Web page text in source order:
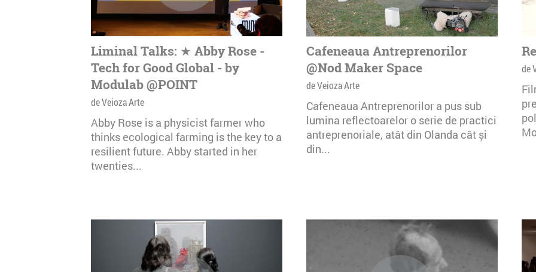
Liminal Talks: ★ Abby Rose -
Tech for Good Global - by
Modulab @POINT
de Veioza Arte
Abby Rose is a physicist farmer who
thinks ecological farming is the key to a
resilient future. Abby started in her
twenties...
Cafeneaua Antreprenorilor
@Nod Maker Space
de Veioza Arte
Cafeneaua Antreprenorilor a pus sub
lumina reflectoarelor o serie de practici
antreprenoriale, atât din Olanda cât și
din...
de